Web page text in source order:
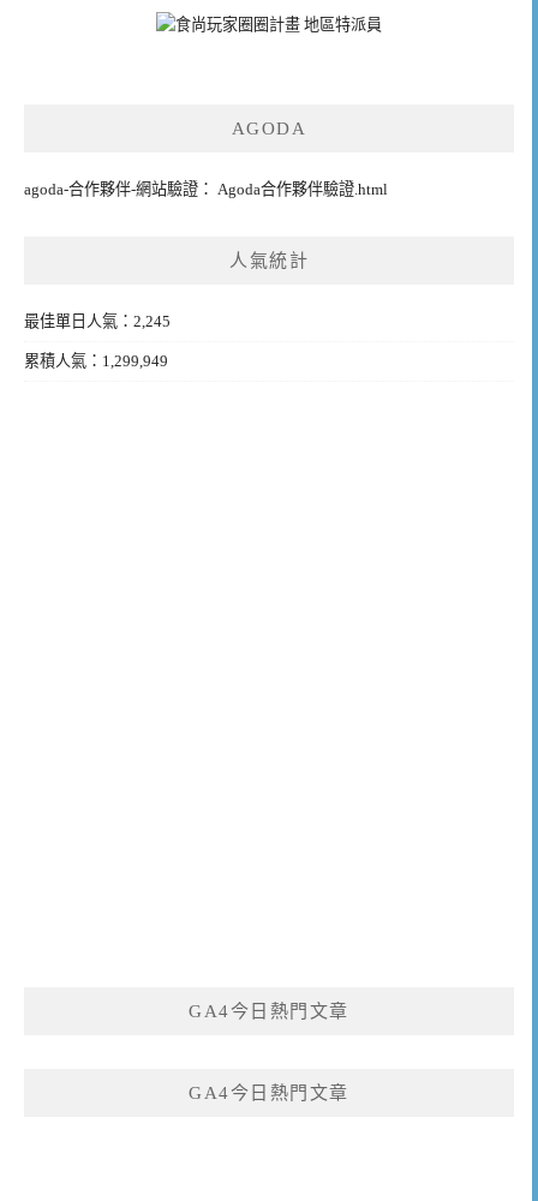
AGODA
agoda-合作夥伴-網站驗證： Agoda合作夥伴驗證.html
人氣統計
最佳單日人氣：2,245
累積人氣：1,299,949
GA4今日熱門文章
GA4今日熱門文章